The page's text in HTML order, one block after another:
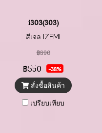
i303(303)
สีเจล IZEMI
฿890
฿550 -38%
สั่งซื้อสินค้า
เปรียบเทียบ